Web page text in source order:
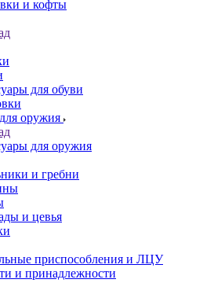
и кофты
для обуви
оружия
для оружия
и гребни
и цевья
приспособления и ЛЦУ
и принадлежности